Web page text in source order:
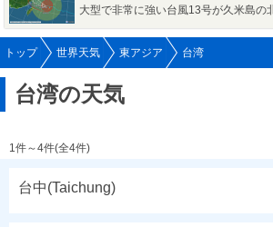
大型で非常に強い台風13号が久米島の
トップ 世界天気 東アジア 台湾
台湾の天気
1件～4件(全4件)
台中(Taichung)